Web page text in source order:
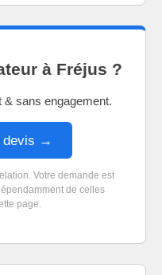
à Fréjus ?
sans engagement.
devis →
Votre demande est
de celles
page.